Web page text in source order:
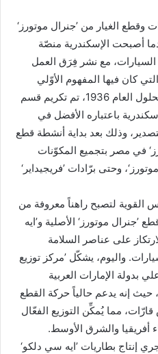
وقطع الغيار من ’جنرال موتورز‘
إلى العام 1927، عندما أصبحت الإسكندرية منصّة
مع نشر فِرَق العمل
كان فيها المفهوم الأوّلي
لخدمة السيارات لا يزال جديداً. وبحلول العام 1936، تم تكريم قسم
باعتباره الأفضل في
وذلك بعد بداية أنشطة قطع
في مصر بتجميع المكوّنات
وحتى برّادات ’فريجيداير‘
القوية لتصبح راهناً معروفة من
’جنرال موتورز‘ الأصلية و’ايه
على عناصر السلامة
واليوم، يشكّل ’مركز توزيع
بدولة الإمارات العربية
حيث إنه يدعم حالياً حركة القطع
مما يُمكِّن التوزيع الفعّال
أفريقيا والشرق الأوسط.
إنتاج بطاريات ’ايه سي دلكو‘